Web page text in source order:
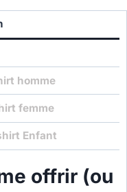
homme
femme
Enfant
offrir (ou